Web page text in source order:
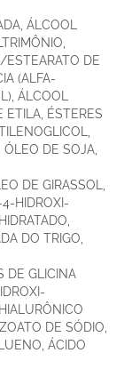
ÁLCOOL
ESTEARATO DE
(ALFA-
ÁLCOOL
ETILA, ÉSTERES
DE SOJA,
DE GIRASSOL,
HIDROXI-
DO TRIGO,
DE GLICINA
DE SÓDIO,
ÁCIDO